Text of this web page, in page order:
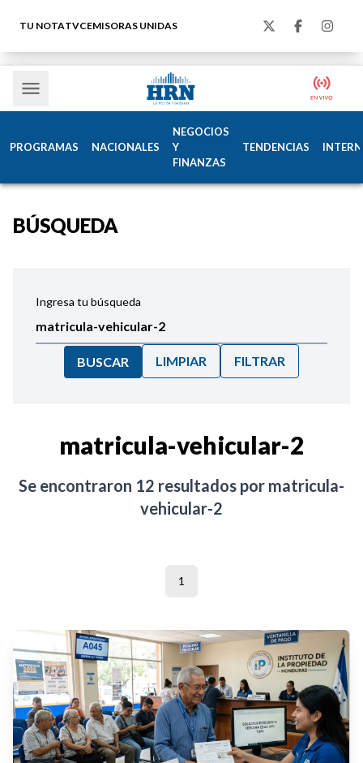
TU NOTATVCEMISORAS UNIDAS
PROGRAMAS NACIONALES
NEGOCIOS
Y
FINANZAS
TENDENCIAS
BÚSQUEDA
Ingresa tu búsqueda
BUSCAR LIMPIAR FILTRAR
matricula-vehicular-2
Se encontraron 12 resultados por matricula-
vehicular-2
1